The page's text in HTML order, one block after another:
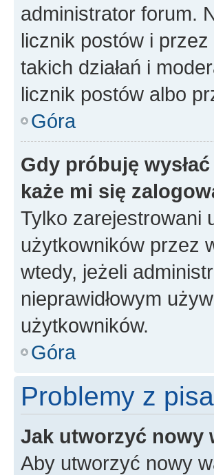
administrator forum.
licznik postów i
takich działań i
licznik postów albo
Góra
Gdy próbuję
każe mi się
Tylko zarejestrowani
użytkowników przez
wtedy, jeżeli
nieprawidłowym
użytkowników.
Góra
Problemy z
Jak utworzyć nowy
Aby utworzyć nowy